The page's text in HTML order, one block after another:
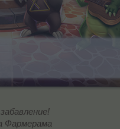
Фармерама